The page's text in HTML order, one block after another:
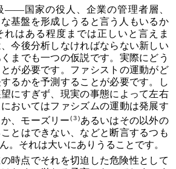
国家の役人、企業の管理者層、
基盤を形成しうると言う人もいるか
れはある程度までは正しいと言えま
今後分析しなければならない新しい
までも一つの仮説です。実際にどう
が必要です。ファシストの運動がど
るかを予測することが必要です。し
にすぎず、現実の事態によって左右
おいてはファシズムの運動は発展す
、モーズリー(３)あるいはその以外の
とはできない、などと断言するつも
。それは大いにありうることです。
時点でそれを切迫した危険性として